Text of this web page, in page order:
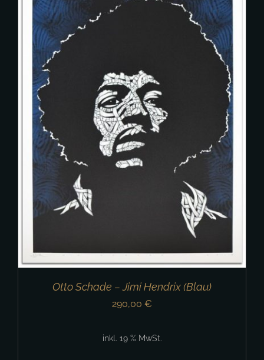
Otto Schade – Jimi Hendrix (Blau)
290,00 €
inkl. 19 % MwSt.